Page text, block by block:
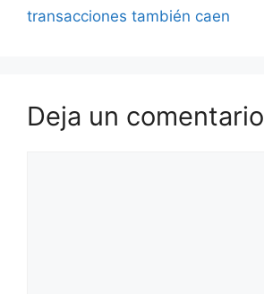
transacciones también caen
Deja un comentario